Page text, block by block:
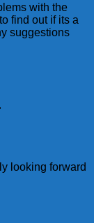
with the
find out if its a
suggestions
looking forward